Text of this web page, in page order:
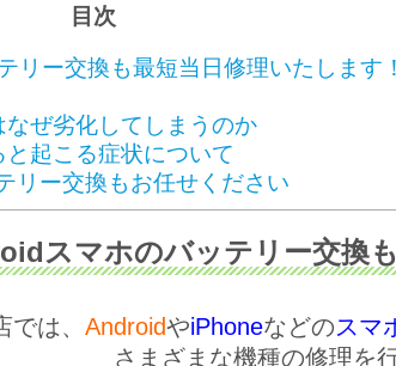
目次
リー交換も最短当日修理いたします！
ぜ劣化してしまうのか
起こる症状について
リー交換もお任せください
スマホのバッテリー交換
では、 AndroidやiPhoneなどのスマ
さまざまな機種の修理を